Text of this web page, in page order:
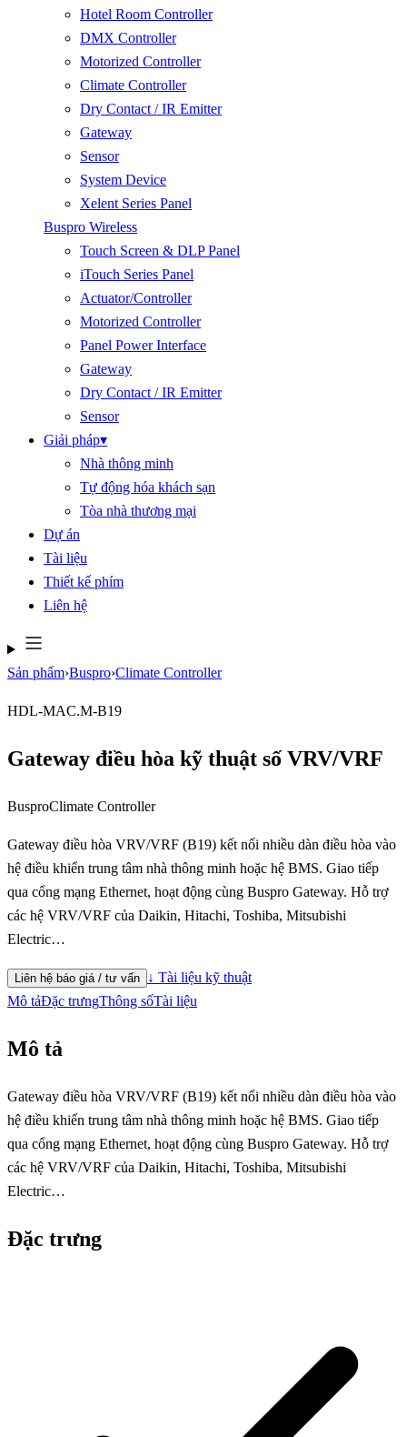
Hotel Room Controller
DMX Controller
Motorized Controller
Climate Controller
Dry Contact / IR Emitter
Gateway
Sensor
System Device
Xelent Series Panel
Buspro Wireless
Touch Screen & DLP Panel
iTouch Series Panel
Actuator/Controller
Motorized Controller
Panel Power Interface
Gateway
Dry Contact / IR Emitter
Sensor
Giải pháp▾
Nhà thông minh
Tự động hóa khách sạn
Tòa nhà thương mại
Dự án
Tài liệu
Thiết kế phím
Liên hệ
Sản phẩm›Buspro›Climate Controller
HDL-MAC.M-B19
Gateway điều hòa kỹ thuật số VRV/VRF
BusproClimate Controller
Gateway điều hòa VRV/VRF (B19) kết nối nhiều dàn điều hòa vào
hệ điều khiển trung tâm nhà thông minh hoặc hệ BMS. Giao tiếp
qua cổng mạng Ethernet, hoạt động cùng Buspro Gateway. Hỗ trợ
các hệ VRV/VRF của Daikin, Hitachi, Toshiba, Mitsubishi
Electric…
Liên hệ báo giá / tư vấn
↓ Tài liệu kỹ thuật
Mô tảĐặc trưngThông sốTài liệu
Mô tả
Gateway điều hòa VRV/VRF (B19) kết nối nhiều dàn điều hòa vào
hệ điều khiển trung tâm nhà thông minh hoặc hệ BMS. Giao tiếp
qua cổng mạng Ethernet, hoạt động cùng Buspro Gateway. Hỗ trợ
các hệ VRV/VRF của Daikin, Hitachi, Toshiba, Mitsubishi
Electric…
Đặc trưng